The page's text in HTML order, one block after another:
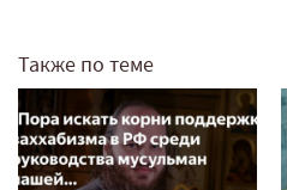
Также по теме